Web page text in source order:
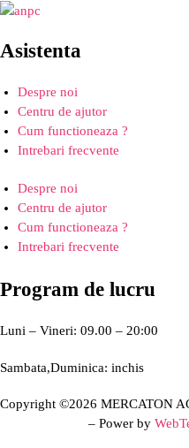
Asistenta
Despre noi
Centru de ajutor
Cum functioneaza ?
Intrebari frecvente
Despre noi
Centru de ajutor
Cum functioneaza ?
Intrebari frecvente
Program de lucru
Luni – Vineri: 09.00 – 20:00
Sambata,Duminica: inchis
Copyright ©2026 MERCATON
– Power by